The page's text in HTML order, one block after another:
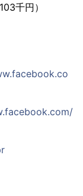
千円）